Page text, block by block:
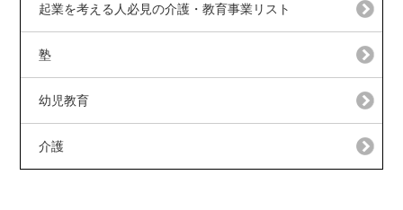
起業を考える人必見の介護・教育事業リスト
塾
幼児教育
介護